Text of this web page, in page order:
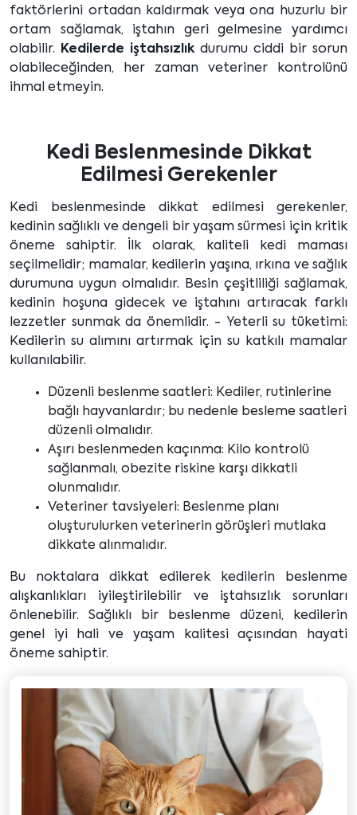
faktörlerini ortadan kaldırmak veya ona huzurlu bir
ortam sağlamak, iştahın geri gelmesine yardımcı
olabilir. Kedilerde iştahsızlıkdurumu ciddi bir sorun
olabileceğinden, her zaman veteriner kontrolünü
ihmal etmeyin.
Kedi Beslenmesinde Dikkat
Edilmesi Gerekenler
Kedi beslenmesinde dikkat edilmesi gerekenler,
kedinin sağlıklı ve dengeli bir yaşam sürmesi için kritik
öneme sahiptir. İlk olarak, kaliteli kedi maması
seçilmelidir; mamalar, kedilerin yaşına, ırkına ve sağlık
durumuna uygun olmalıdır. Besin çeşitliliği sağlamak,
kedinin hoşuna gidecek ve iştahını artıracak farklı
lezzetler sunmak da önemlidir. - Yeterli su tüketimi:
Kedilerin su alımını artırmak için su katkılı mamalar
kullanılabilir.
Düzenli beslenme saatleri: Kediler, rutinlerine
bağlı hayvanlardır; bu nedenle besleme saatleri
düzenli olmalıdır.
Aşırı beslenmeden kaçınma: Kilo kontrolü
sağlanmalı, obezite riskine karşı dikkatli
olunmalıdır.
Veteriner tavsiyeleri: Beslenme planı
oluşturulurken veterinerin görüşleri mutlaka
dikkate alınmalıdır.
Bu noktalara dikkat edilerek kedilerin beslenme
alışkanlıkları iyileştirilebilir ve iştahsızlık sorunları
önlenebilir. Sağlıklı bir beslenme düzeni, kedilerin
genel iyi hali ve yaşam kalitesi açısından hayati
öneme sahiptir.